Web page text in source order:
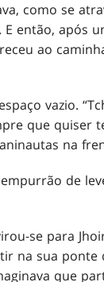
como se
então, após
ao
vazio.
que quiser
na
de
se para
na sua ponte
que